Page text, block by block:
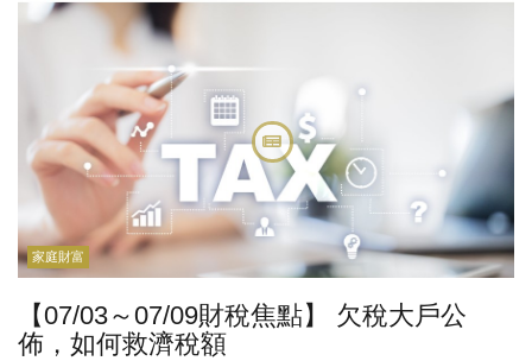
家庭財富
【07/03～07/09財稅焦點】 欠稅大戶公
佈，如何救濟稅額